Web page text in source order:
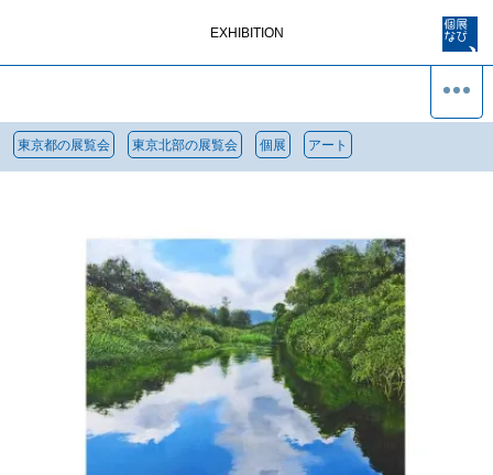
EXHIBITION
東京都の展覧会 東京北部の展覧会 個展 アート